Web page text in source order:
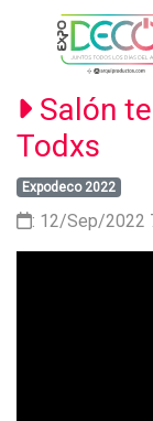
Salón
Todxs
Expodeco 2022
: 12/Sep/2022